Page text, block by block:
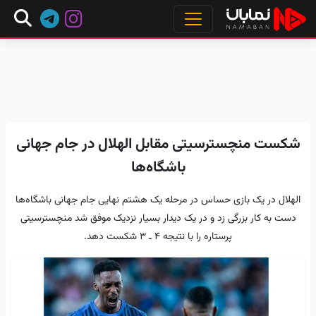
شکست منچسترسیتی مقابل الهلال در جام جهانی
باشگاه‌ها
الهلال در یک بازی حساس در مرحله یک هشتم نهایی جام جهانی باشگاه‌ها
دست به کار بزرگی زد و در یک دیدار بسیار نزدیک موفق شد منچسترسیتی
پرستاره را با نتیجه 4 ـ 3 شکست دهد.